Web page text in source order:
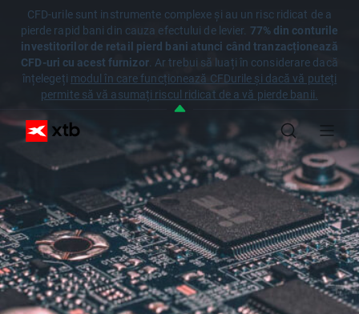
CFD-urile sunt instrumente complexe și au un risc ridicat de a
pierde rapid bani din cauza efectului de levier. 77% din conturile
investitorilor de retail pierd bani atunci când tranzacționează
CFD-uri cu acest furnizor. Ar trebui să luați în considerare dacă
înțelegeți modul în care funcționează CFDurile și dacă vă puteți
permite să vă asumați riscul ridicat de a vă pierde banii.